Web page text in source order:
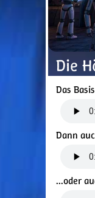
Die
Das
Dann
...oder